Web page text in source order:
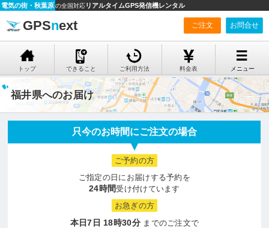
電気の街・秋葉原の全国対応リアルタイムGPS発信機レンタル
GPSnext ご注文 お問合せ
トップ できること ご利用方法 料金表 メニュー
福井県へのお届け
只今のお時間にご注文の場合
ご予約の方
ご指定の日にお届けする予約を
24時間受け付けています
お急ぎの方
本日7日 18時30分 までのご注文で